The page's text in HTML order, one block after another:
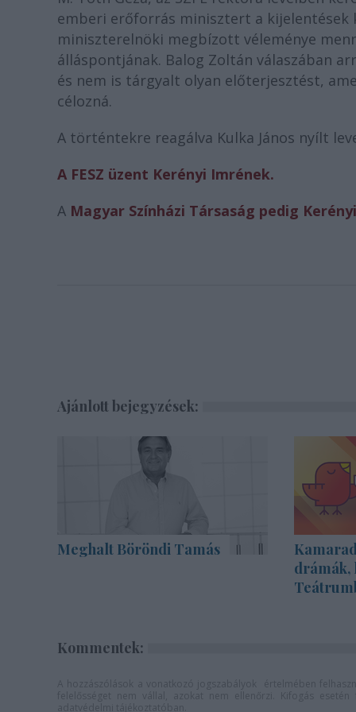
emberi erőforrás minisztert a kijelentések
miniszterelnöki megbízott véleménye
álláspontjának. Balog Zoltán válaszában
és nem is tárgyalt olyan előterjesztést,
célozná.
A történtekre reagálva Kulka János nyílt
A FESZ üzent Kerényi Imrének.
A Magyar Színházi Társaság pedig
Ajánlott bejegyzések:
Meghalt Böröndi Tamás
drámák,
Kommentek: